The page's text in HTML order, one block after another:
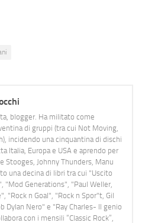
blogger. Ha militato come
di gruppi (tra cui Not Moving,
incidendo una cinquantina di dischi
Italia, Europa e USA e aprendo per
Stooges, Johnny Thunders, Manu
una decina di libri tra cui "Uscito
"Mod Generations", "Paul Weller,
"Rock n Goal", "Rock n Spor"t, Gil
Dylan Nero" e "Ray Charles- Il genio
con i mensili “Classic Rock”,